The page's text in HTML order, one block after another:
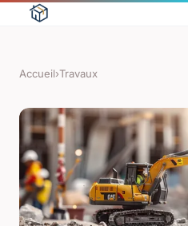
Accueil›Travaux